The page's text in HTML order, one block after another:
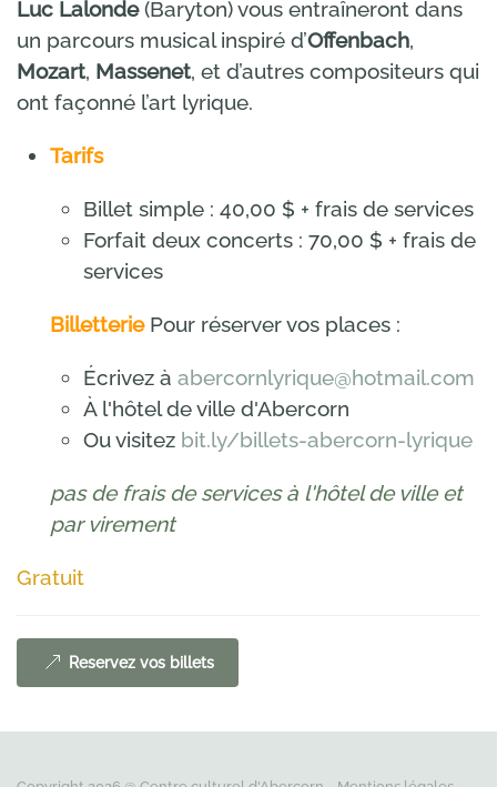
Luc Lalonde(Baryton) vous entraîneront dans
un parcours musical inspiré d’Offenbach,
Mozart, Massenet, et d’autres compositeurs qui
ont façonné l’art lyrique.
Tarifs
Billet simple : 40,00 $ + frais de services
Forfait deux concerts : 70,00 $ + frais de
services
Billetterie Pour réserver vos places :
Écrivez à abercornlyrique@hotmail.com
À l'hôtel de ville d'Abercorn
Ou visitez bit.ly/billets-abercorn-lyrique
pas de frais de services à l'hôtel de ville et
par virement
Gratuit
Reservez vos billets